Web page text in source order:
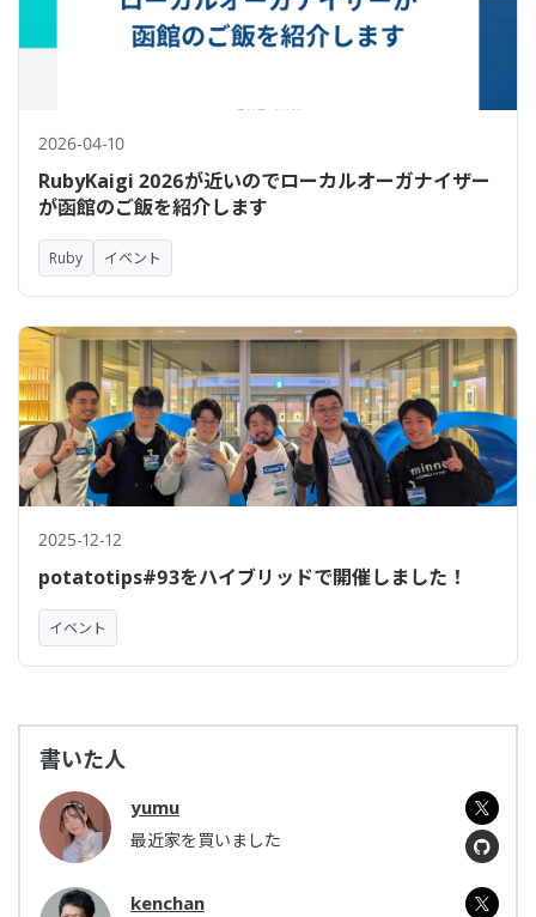
2026-04-10
RubyKaigi 2026が近いのでローカルオーガナイザー
が函館のご飯を紹介します
Ruby イベント
2025-12-12
potatotips#93をハイブリッドで開催しました！
イベント
書いた人
yumu
最近家を買いました
kenchan